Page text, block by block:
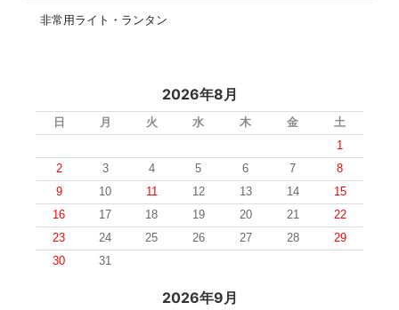
非常用ライト・ランタン
2026年8月
日 月 火 水 木 金
土
1
2
3 4 5 6 7
8
9
10 11 12 13 14
15
16
17 18 19 20 21
22
23
24 25 26 27 28
29
30
31
2026年9月